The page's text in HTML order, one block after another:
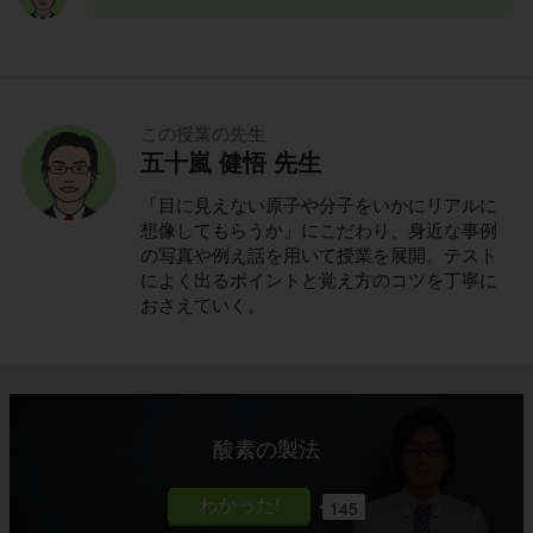
この授業の先生
五十嵐 健悟 先生
「目に見えない原子や分子をいかにリアルに
想像してもらうか」にこだわり、身近な事例
の写真や例え話を用いて授業を展開。テスト
によく出るポイントと覚え方のコツを丁寧に
おさえていく。
酸素の製法
145